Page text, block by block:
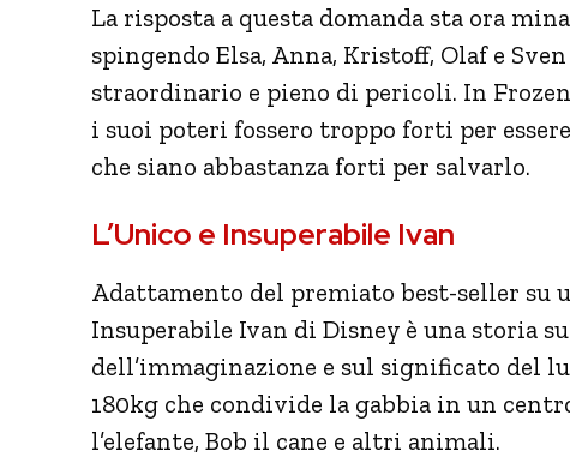
La risposta a questa domanda sta ora
spingendo Elsa, Anna, Kristoff, Olaf e
straordinario e pieno di pericoli. In
i suoi poteri fossero troppo forti per
che siano abbastanza forti per salvarlo.
L’Unico e Insuperabile Ivan
Adattamento del premiato best-seller su
Insuperabile Ivan di Disney è una storia
dell’immaginazione e sul significato del
180kg che condivide la gabbia in un
l’elefante, Bob il cane e altri animali.